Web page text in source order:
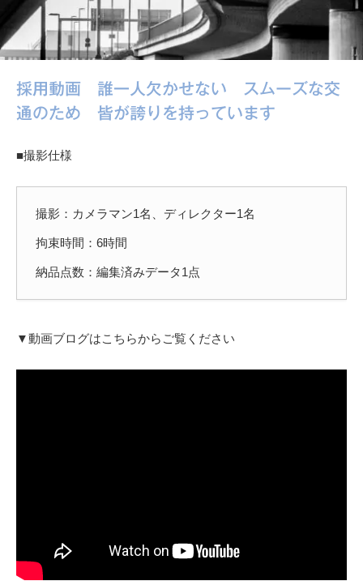
採用動画 誰一人欠かせない スムーズな交
通のため 皆が誇りを持っています
■撮影仕様
撮影：カメラマン1名、ディレクター1名
拘束時間：6時間
納品点数：編集済みデータ1点
▼動画ブログはこちらからご覧ください